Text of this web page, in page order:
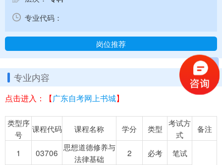
专业代码：
岗位推荐
专业内容
点击进入：【广东自考网上书城】
类型序
号
课程代码 课程名称 学分 类型
考试方
式
备注
1 03706
思想道德修养与
法律基础
2 必考 笔试